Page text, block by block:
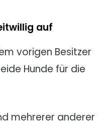
auf
vorigen Besitzer
Hunde für die
mehrerer anderer